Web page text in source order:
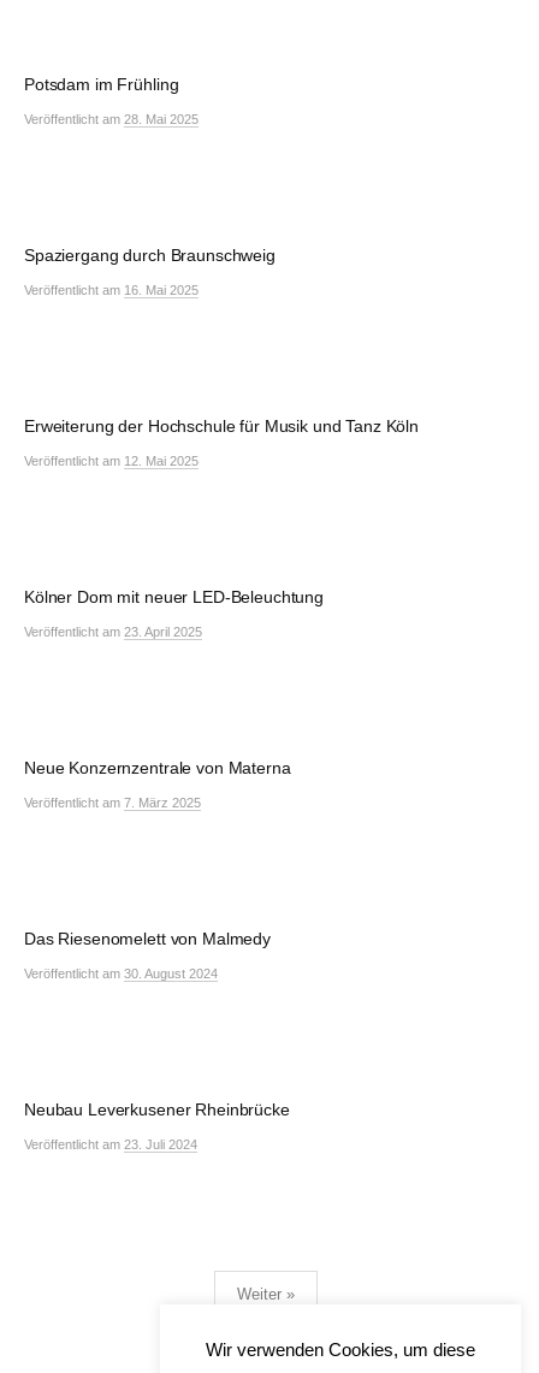
Potsdam im Frühling
Veröffentlicht am 28. Mai 2025
Spaziergang durch Braunschweig
Veröffentlicht am 16. Mai 2025
Erweiterung der Hochschule für Musik und Tanz Köln
Veröffentlicht am 12. Mai 2025
Kölner Dom mit neuer LED-Beleuchtung
Veröffentlicht am 23. April 2025
Neue Konzernzentrale von Materna
Veröffentlicht am 7. März 2025
Das Riesenomelett von Malmedy
Veröffentlicht am 30. August 2024
Neubau Leverkusener Rheinbrücke
Veröffentlicht am 23. Juli 2024
Weiter »
Wir verwenden Cookies, um diese